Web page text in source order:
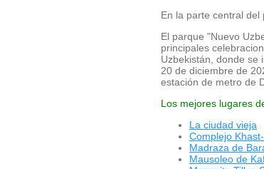
En la parte central del
El parque "Nuevo
principales
Uzbekistán, donde se
20 de diciembre de
estación de metro de
Los mejores lugares
La ciudad vieja
Complejo
Madraza de
Mausoleo de